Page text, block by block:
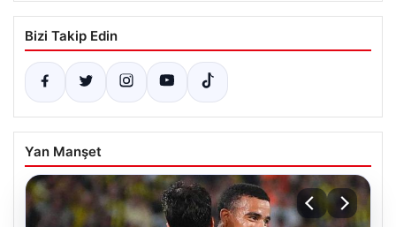
Bizi Takip Edin
Yan Manşet